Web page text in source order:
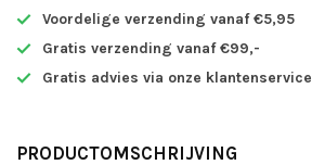
Voordelige verzending vanaf €5,95
Gratis verzending vanaf €99,-
Gratis advies via onze klantenservice
PRODUCTOMSCHRIJVING